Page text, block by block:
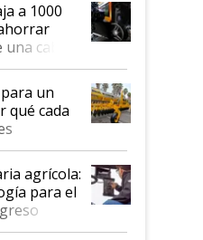
a 1000
cabina
un
qué cada
bajo
agrícola:
para el